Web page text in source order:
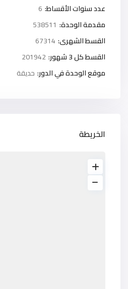
عدد سنوات الأقساط: 6
مقدمة الوحدة: 538511
القسط الشهرى: 67314
القسط كل 3 شهور:
201942
موقع الوحدة في الدور: حديقة
الخريطة